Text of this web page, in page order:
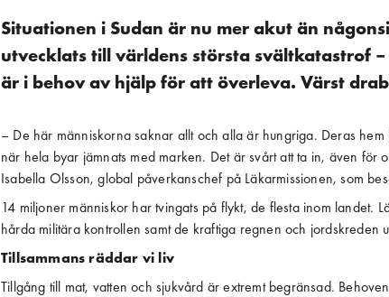
Situationen i Sudan är nu mer akut än
utvecklats till världens största svältkatastrof
är i behov av hjälp för att överleva. Värst
– De här människorna saknar allt och alla är hungriga. Deras
när hela byar jämnats med marken. Det är svårt att ta in, även för
Isabella Olsson, global påverkanschef på Läkarmissionen, som
14 miljoner människor har tvingats på flykt, de flesta inom landet.
hårda militära kontrollen samt de kraftiga regnen och jordskreden
Tillsammans räddar vi liv
Tillgång till mat, vatten och sjukvård är extremt begränsad.